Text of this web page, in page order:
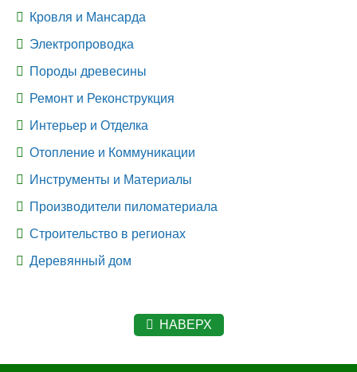
Кровля и Мансарда
Электропроводка
Породы древесины
Ремонт и Реконструкция
Интерьер и Отделка
Отопление и Коммуникации
Инструменты и Материалы
Производители пиломатериала
Строительство в регионах
Деревянный дом
НАВЕРХ